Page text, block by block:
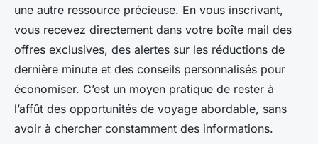
une autre ressource précieuse. En vous inscrivant,
vous recevez directement dans votre boîte mail des
offres exclusives, des alertes sur les réductions de
dernière minute et des conseils personnalisés pour
économiser. C’est un moyen pratique de rester à
l’affût des opportunités de voyage abordable, sans
avoir à chercher constamment des informations.